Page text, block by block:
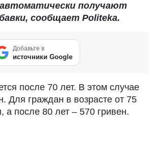
автоматически получают
сообщает Politeka.
Добавьте в
источники Google
после 70 лет. В этом случае
Для граждан в возрасте от 75
а после 80 лет – 570 гривен.